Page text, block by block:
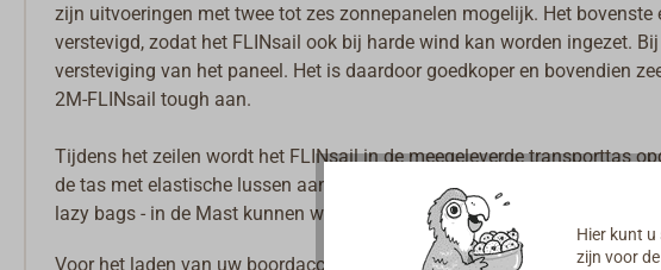
zijn uitvoeringen met twee tot zes zonnepanelen mogelijk. Het
verstevigd, zodat het FLINsail ook bij harde wind kan worden ingezet.
versteviging van het paneel. Het is daardoor goedkoper en bovendien
2M-FLINsail tough aan.
Tijdens het zeilen wordt het FLINsail in de meegeleverde transporttas
de tas met elastische lussen aan de grootgiek worden bevestigd, zodat
lazy bags - in de Mast kunnen worden getrokken.
Voor het laden van uw boordaccu's is bovendien een
Hier kunt u
zijn voor